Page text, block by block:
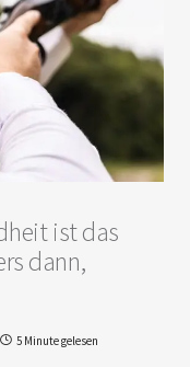
ist das
dann,
5 Minute gelesen